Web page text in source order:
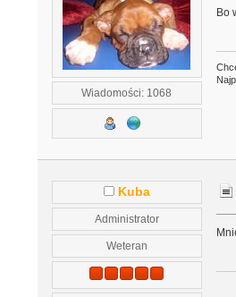
Wiadomości: 1068
Bo
Kuba
Administrator
Weteran